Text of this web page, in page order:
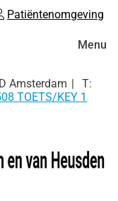
Patiëntenomgeving
Amsterdam
TOETS/KEY 1
Menu